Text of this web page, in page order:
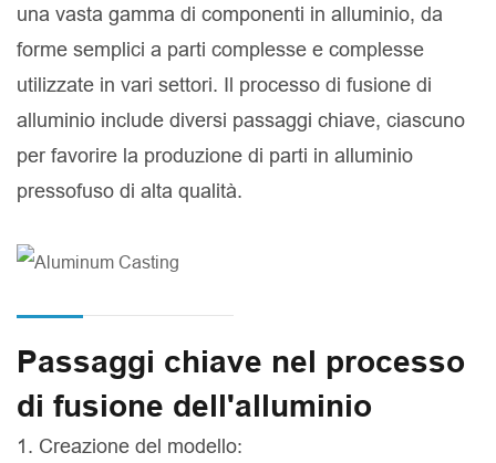
una vasta gamma di componenti in alluminio, da
forme semplici a parti complesse e complesse
utilizzate in vari settori. Il processo di fusione di
alluminio include diversi passaggi chiave, ciascuno
per favorire la produzione di parti in alluminio
pressofuso di alta qualità.
Passaggi chiave nel processo
di fusione dell'alluminio
1. Creazione del modello: